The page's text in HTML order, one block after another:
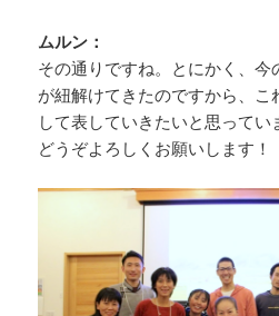
ムルン：
その通りですね。とにかく、今
が紐解けてきたのですから、こ
して表していきたいと思って
どうぞよろしくお願いします！